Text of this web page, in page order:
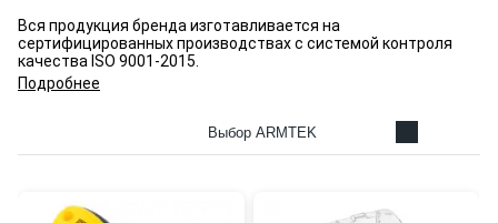
Вся продукция бренда изготавливается на
сертифицированных производствах с системой контроля
качества ISO 9001-2015.
Подробнее
Выбор ARMTEK